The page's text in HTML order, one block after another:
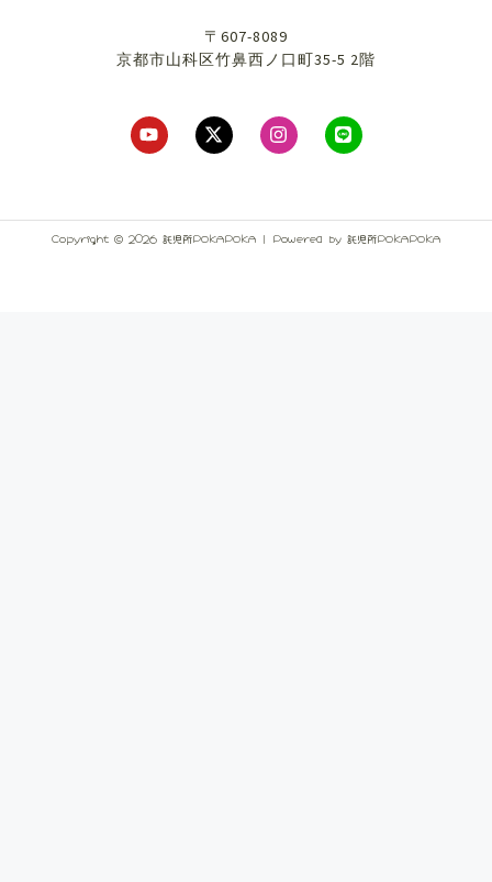
〒607-8089
京都市山科区竹鼻西ノ口町35-5 2階
Copyright © 2026 託児所POKAPOKA | Powered by 託児所POKAPOKA